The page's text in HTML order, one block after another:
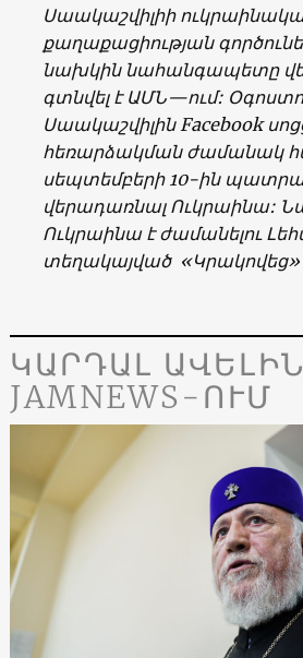
Սաակաշվիլիի
քաղաքացիության
նախկին նահանգապետը
գտնվել է ԱՄՆ—ում:
ՍաակաշվիլինFacebook
հեռարձակման ժամանակ
սեպտեմբերի10-ին
վերադառնալ Ուկրաինա:
Ուկրաինա է ժամանելու
տեղակայված«Կրակովեց»
ԿԱՐԴԱԼ ԱՎԵԼԻՆ
JAMNEWS-ՈՒՄ